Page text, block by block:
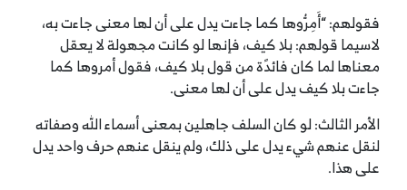
فقولهم: “أَمِرُّوها كما جاءت يدل على أن لها معنى جاءت به،
لاسيما قولهم: بلا كيف، فإنها لو كانت مجهولة لا يعقل
معناها لما كان فائدًة من قول بلا كيف، فقول أمروها كما
جاءت بلا كيف يدل على أن لها معنى.
الأمر الثالث: لو كان السلف جاهلين بمعنى أسماء الله وصفاته
لنقل عنهم شيء يدل على ذلك، ولم ينقل عنهم حرف واحد يدل
على هذا.